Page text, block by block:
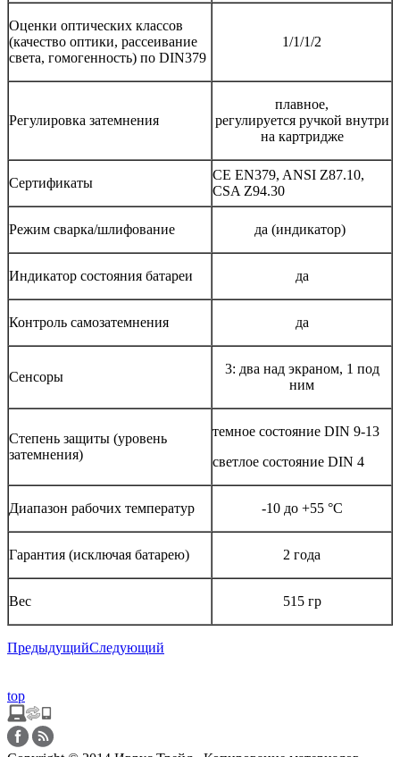
Оценки оптических классов
(качество оптики, рассеивание
света, гомогенность) по DIN379
1/1/1/2
Регулировка затемнения
плавное,
регулируется ручкой внутри
на картридже
Сертификаты
CE EN379, ANSI Z87.10,
CSA Z94.30
Режим сварка/шлифование да (индикатор)
Индикатор состояния батареи да
Контроль самозатемнения да
Сенсоры
3: два над экраном, 1 под
ним
Степень защиты (уровень
затемнения)
темное состояние DIN 9-13
светлое состояние DIN 4
Диапазон рабочих температур -10 до +55 °C
Гарантия (исключая батарею) 2 года
Вес 515 гр
ПредыдущийСледующий
top